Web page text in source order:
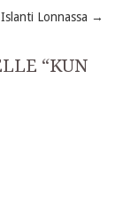
Islanti Lonnassa →
“KUN